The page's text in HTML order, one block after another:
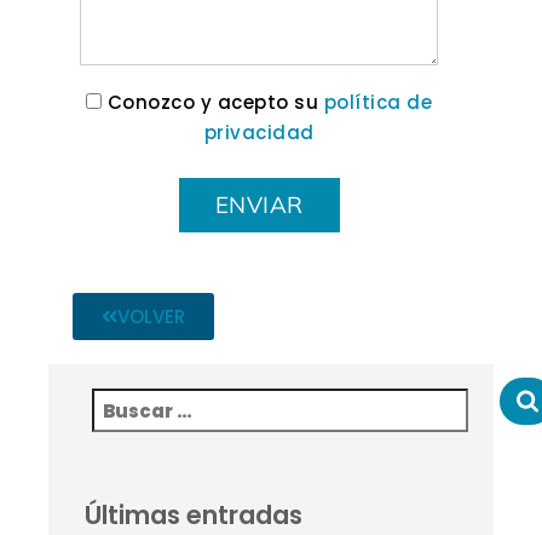
Conozco y acepto su política de
privacidad
VOLVER
Últimas entradas